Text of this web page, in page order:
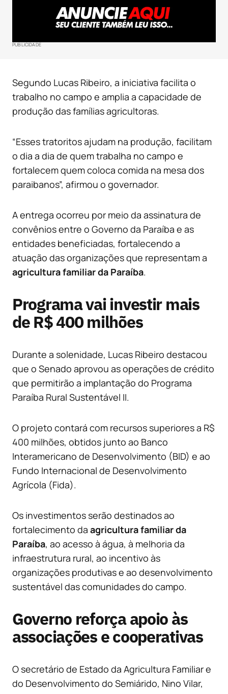
PUBLICIDADE
Segundo Lucas Ribeiro, a iniciativa facilita o
trabalho no campo e amplia a capacidade de
produção das famílias agricultoras.
“Esses tratoritos ajudam na produção, facilitam
o dia a dia de quem trabalha no campo e
fortalecem quem coloca comida na mesa dos
paraibanos”, afirmou o governador.
A entrega ocorreu por meio da assinatura de
convênios entre o Governo da Paraíba e as
entidades beneficiadas, fortalecendo a
atuação das organizações que representam a
agricultura familiar da Paraíba.
Programa vai investir mais
de R$ 400 milhões
Durante a solenidade, Lucas Ribeiro destacou
que o Senado aprovou as operações de crédito
que permitirão a implantação do Programa
Paraíba Rural Sustentável II.
O projeto contará com recursos superiores a R$
400 milhões, obtidos junto ao Banco
Interamericano de Desenvolvimento (BID) e ao
Fundo Internacional de Desenvolvimento
Agrícola (Fida).
Os investimentos serão destinados ao
fortalecimento da agricultura familiar da
Paraíba, ao acesso à água, à melhoria da
infraestrutura rural, ao incentivo às
organizações produtivas e ao desenvolvimento
sustentável das comunidades do campo.
Governo reforça apoio às
associações e cooperativas
O secretário de Estado da Agricultura Familiar e
do Desenvolvimento do Semiárido, Nino Vilar,